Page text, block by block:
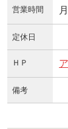
営業時間
定休日
ＨＰ
備考